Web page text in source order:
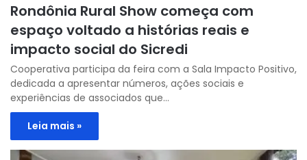
Rondônia Rural Show começa com
espaço voltado a histórias reais e
impacto social do Sicredi
Cooperativa participa da feira com a Sala Impacto Positivo,
dedicada a apresentar números, ações sociais e
experiências de associados que…
Leia mais »